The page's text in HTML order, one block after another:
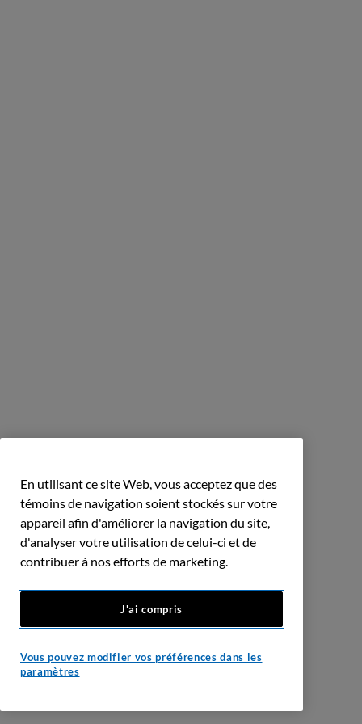
En utilisant ce site Web, vous acceptez que des
témoins de navigation soient stockés sur votre
appareil afin d'améliorer la navigation du site,
d'analyser votre utilisation de celui-ci et de
contribuer à nos efforts de marketing.
J'ai compris
Vous pouvez modifier vos préférences dans les
paramètres